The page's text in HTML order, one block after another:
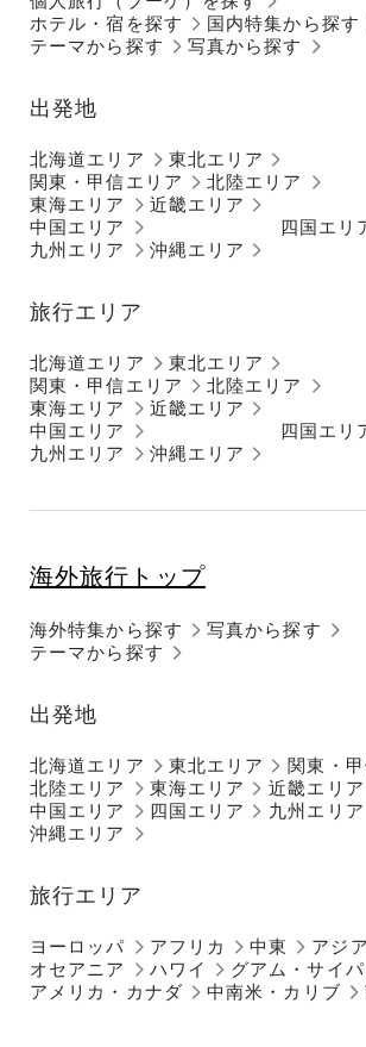
ホテル・宿を探す
国内特集から探す
テーマから探す
写真から探す
出発地
北海道エリア
東北エリア
関東・甲信エリア
北陸エリア
東海エリア
近畿エリア
中国エリア
四国エリ
九州エリア
沖縄エリア
旅行エリア
北海道エリア
東北エリア
関東・甲信エリア
北陸エリア
東海エリア
近畿エリア
中国エリア
四国エリ
九州エリア
沖縄エリア
海外旅行トップ
海外特集から探す
テーマから探す
写真から探す
出発地
北海道エリア 東北エリア
関東・
北陸エリア
東海エリア
近畿エリア
中国エリア
四国エリア
九州エリア
沖縄エリア
旅行エリア
ヨーロッパ アフリカ 中東 アジア
オセアニア
ハワイ
グアム・サイ
アメリカ・カナダ
中南米・カリブ